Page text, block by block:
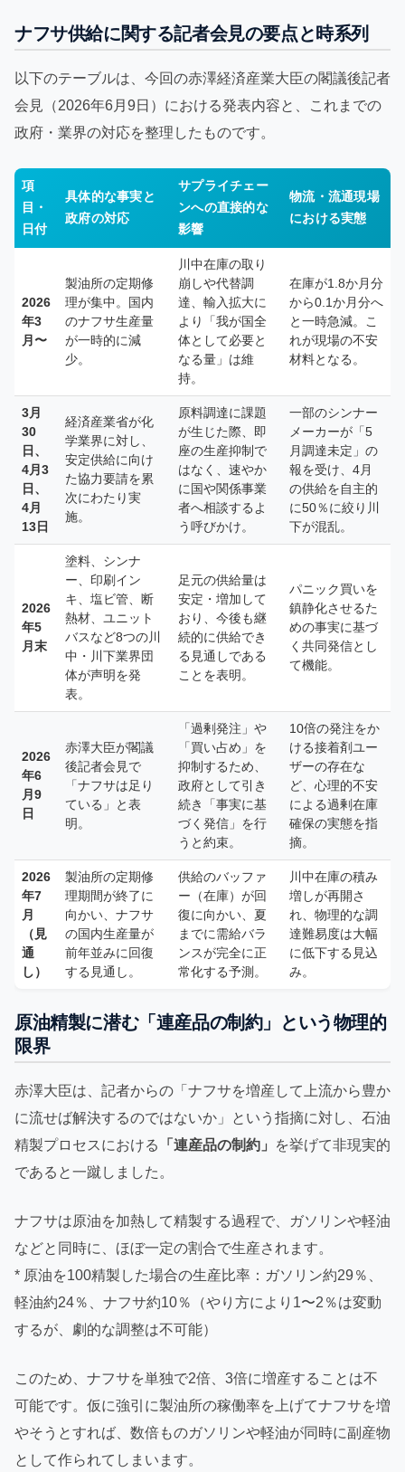
ナフサ供給に関する記者会見の要点と時系列
以下のテーブルは、今回の赤澤経済産業大臣の閣議後記者
会見（2026年6月9日）における発表内容と、これまでの
政府・業界の対応を整理したものです。
項
目・
日付
具体的な事実と
政府の対応
サプライチェー
ンへの直接的な
影響
物流・流通現場
における実態
2026
年3
月〜
製油所の定期修
理が集中。国内
のナフサ生産量
が一時的に減
少。
川中在庫の取り
崩しや代替調
達、輸入拡大に
より「我が国全
体として必要と
なる量」は維
持。
在庫が1.8か月分
から0.1か月分へ
と一時急減。こ
れが現場の不安
材料となる。
3月
30
日、
4月3
日、
4月
13日
経済産業省が化
学業界に対し、
安定供給に向け
た協力要請を累
次にわたり実
施。
原料調達に課題
が生じた際、即
座の生産抑制で
はなく、速やか
に国や関係事業
者へ相談するよ
う呼びかけ。
一部のシンナー
メーカーが「5
月調達未定」の
報を受け、4月
の供給を自主的
に50％に絞り川
下が混乱。
2026
年5
月末
塗料、シンナ
ー、印刷イン
キ、塩ビ管、断
熱材、ユニット
バスなど8つの川
中・川下業界団
体が声明を発
表。
足元の供給量は
安定・増加して
おり、今後も継
続的に供給でき
る見通しである
ことを表明。
パニック買いを
鎮静化させるた
めの事実に基づ
く共同発信とし
て機能。
2026
年6
月9
日
赤澤大臣が閣議
後記者会見で
「ナフサは足り
ている」と表
明。
「過剰発注」や
「買い占め」を
抑制するため、
政府として引き
続き「事実に基
づく発信」を行
うと約束。
10倍の発注をか
ける接着剤ユー
ザーの存在な
ど、心理的不安
による過剰在庫
確保の実態を指
摘。
2026
年7
月
（見
通
し）
製油所の定期修
理期間が終了に
向かい、ナフサ
の国内生産量が
前年並みに回復
する見通し。
供給のバッファ
ー（在庫）が回
復に向かい、夏
までに需給バラ
ンスが完全に正
常化する予測。
川中在庫の積み
増しが再開さ
れ、物理的な調
達難易度は大幅
に低下する見込
み。
原油精製に潜む「連産品の制約」という物理的
限界
赤澤大臣は、記者からの「ナフサを増産して上流から豊か
に流せば解決するのではないか」という指摘に対し、石油
精製プロセスにおける
「連産品の制約」
を挙げて非現実的
であると一蹴しました。
ナフサは原油を加熱して精製する過程で、ガソリンや軽油
などと同時に、ほぼ一定の割合で生産されます。
* 原油を100精製した場合の生産比率：ガソリン約29％、
軽油約24％、ナフサ約10％（やり方により1〜2％は変動
するが、劇的な調整は不可能）
このため、ナフサを単独で2倍、3倍に増産することは不
可能です。仮に強引に製油所の稼働率を上げてナフサを増
やそうとすれば、数倍ものガソリンや軽油が同時に副産物
として作られてしまいます。